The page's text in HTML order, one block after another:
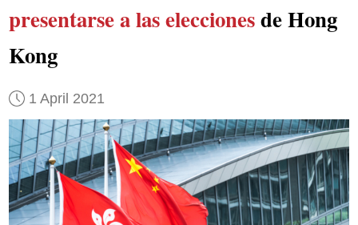
presentarse a las eleccionesde Hong
Kong
1 April 2021